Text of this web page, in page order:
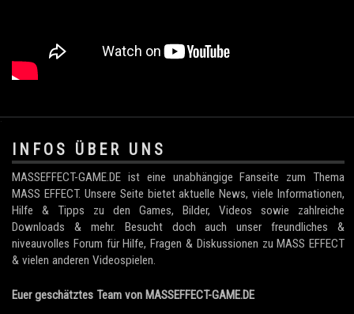
.
INFOS ÜBER UNS
MASSEFFECT-GAME.DE ist eine unabhängige Fanseite zum Thema
MASS EFFECT. Unsere Seite bietet aktuelle News, viele Informationen,
Hilfe & Tipps zu den Games, Bilder, Videos sowie zahlreiche
Downloads & mehr. Besucht doch auch unser freundliches &
niveauvolles Forum für Hilfe, Fragen & Diskussionen zu MASS EFFECT
& vielen anderen Videospielen.
Euer geschätztes Team von MASSEFFECT-GAME.DE